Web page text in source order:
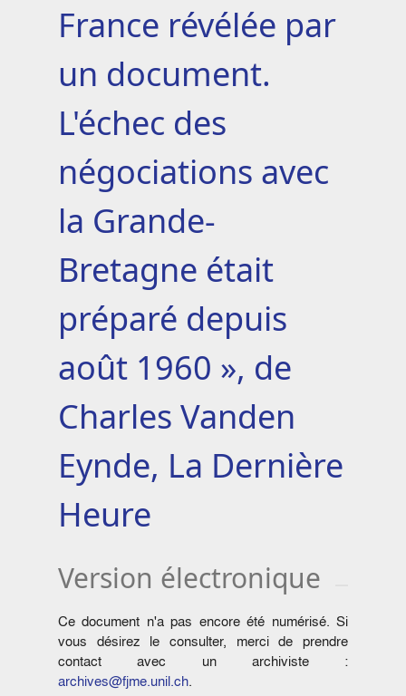
France révélée par
un document.
L'échec des
négociations avec
la Grande-
Bretagne était
préparé depuis
août 1960 », de
Charles Vanden
Eynde, La Dernière
Heure
Version électronique
Ce document n'a pas encore été numérisé. Si
vous désirez le consulter, merci de prendre
contact avec un archiviste :
archives@fjme.unil.ch.